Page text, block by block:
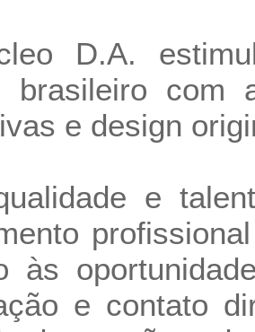
D.A.
brasileiro com
e design
e
às
e contato